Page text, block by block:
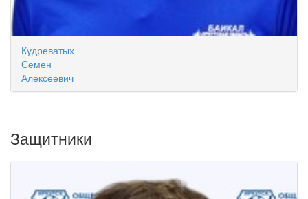
Кудреватых
Семен
Алексеевич
Защитники